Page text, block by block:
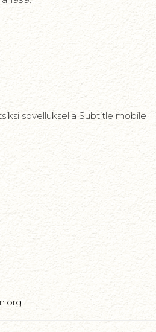
sovelluksella Subtitle mobile